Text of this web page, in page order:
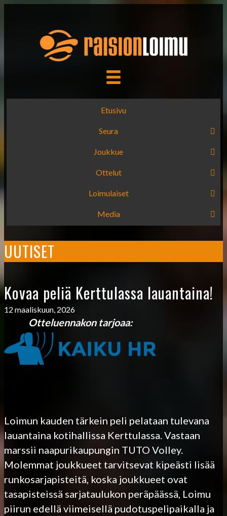
Etusivu
Seura
Joukkue
Ottelut
Loimulaiset
Media
UUTISET
Kovaa peliä Kerttulassa lauantaina!
12 maaliskuun, 2026
Otteluennakon tarjoaa:
Loimun kauden tärkein peli pelataan tulevana
lauantaina kotihallissa Kerttulassa. Vastaan
marssii naapurikaupungin TUTO Volley.
Molemmat joukkueet tarvitsevat kipeästi lisää
runkosarjapisteitä, koska joukkueet ovat
tasapisteissä sarjataulukon peräpäässä, Loimu
piirun edellä viimeisellä pudotuspelipaikalla ja